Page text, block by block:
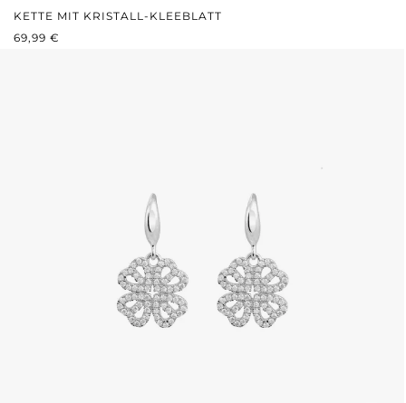
KETTE MIT KRISTALL-KLEEBLATT
REGULÄRER PREIS:
69,99 €